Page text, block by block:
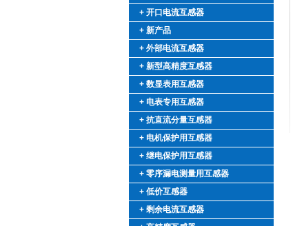
+ 开口电流互感器
+ 新产品
+ 外部电流互感器
+ 新型高精度互感器
+ 数显表用互感器
+ 电表专用互感器
+ 抗直流分量互感器
+ 电机保护用互感器
+ 继电保护用互感器
+ 零序漏电测量用互感器
+ 低价互感器
+ 剩余电流互感器